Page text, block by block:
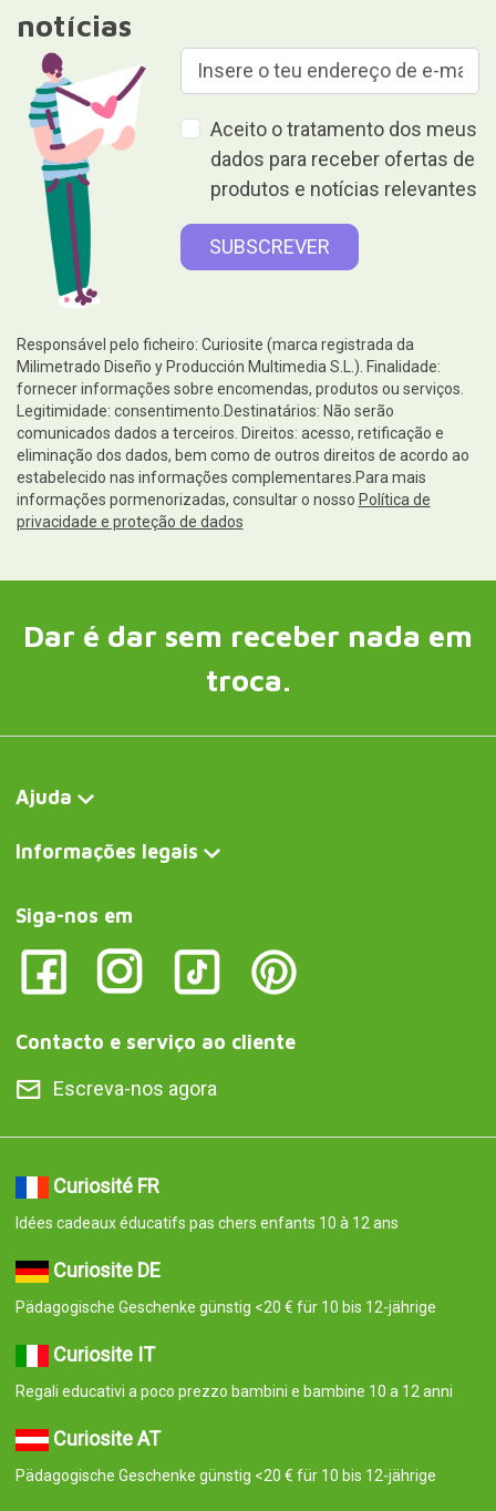
notícias
Aceito o tratamento dos meus
dados para receber ofertas de
produtos e notícias relevantes
Responsável pelo ficheiro: Curiosite (marca registrada da
Milimetrado Diseño y Producción Multimedia S.L.). Finalidade:
fornecer informações sobre encomendas, produtos ou serviços.
Legitimidade: consentimento.Destinatários: Não serão
comunicados dados a terceiros. Direitos: acesso, retificação e
eliminação dos dados, bem como de outros direitos de acordo ao
estabelecido nas informações complementares.Para mais
informações pormenorizadas, consultar o nosso Política de
privacidade e proteção de dados
Dar é dar sem receber nada em
troca.
Ajuda
Informações legais
Siga-nos em
Contacto e serviço ao cliente
Escreva-nos agora
Curiosité FR
Idées cadeaux éducatifs pas chers enfants 10 à 12 ans
Curiosite DE
Pädagogische Geschenke günstig <20 € für 10 bis 12-jährige
Curiosite IT
Regali educativi a poco prezzo bambini e bambine 10 a 12 anni
Curiosite AT
Pädagogische Geschenke günstig <20 € für 10 bis 12-jährige